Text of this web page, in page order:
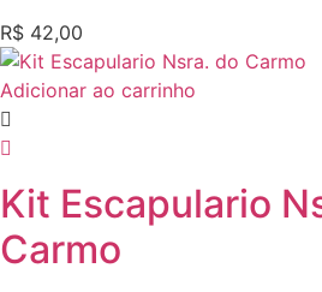
R$ 42,00
Adicionar ao carrinho
Kit Escapulario
Carmo